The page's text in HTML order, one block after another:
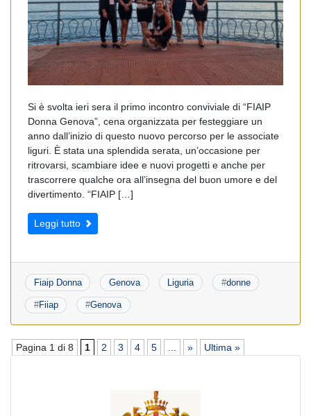
Si è svolta ieri sera il primo incontro conviviale di “FIAIP
Donna Genova”, cena organizzata per festeggiare un
anno dall’inizio di questo nuovo percorso per le associate
liguri. È stata una splendida serata, un’occasione per
ritrovarsi, scambiare idee e nuovi progetti e anche per
trascorrere qualche ora all’insegna del buon umore e del
divertimento. “FIAIP […]
Leggi tutto
Fiaip Donna Genova Liguria #donne
#Fiiap #Genova
Pagina 1 di 8 1 2 3 4 5 » Ultima »